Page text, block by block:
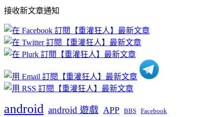
文
章
分
類
接收新文章通知
android android 遊戲 APP BBS Facebook